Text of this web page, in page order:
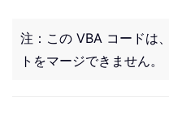
注：この VBA コードは
トをマージできません。